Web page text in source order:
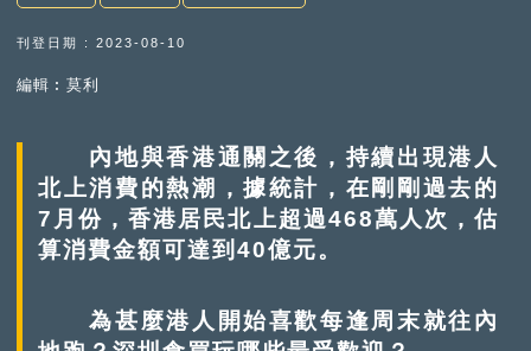
刊登日期 : 2023-08-10
編輯︰莫利
內地與香港通關之後，持續出現港人
北上消費的熱潮，據統計，在剛剛過去的
7月份，香港居民北上超過468萬人次，估
算消費金額可達到40億元。
為甚麼港人開始喜歡每逢周末就往內